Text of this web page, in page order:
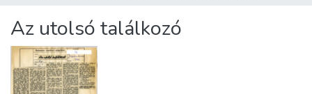
Statistics
About us
Az utolsó találkozó